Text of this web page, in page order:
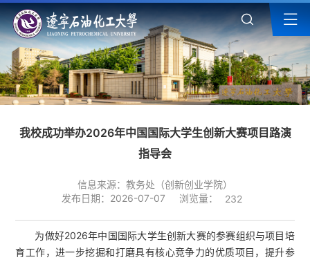
我校成功举办2026年中国国际大学生创新大赛项目路演
指导会
信息来源：教务处（创新创业学院）
发布日期：2026-07-07
浏览量： 232
为做好2026年中国国际大学生创新大赛的参赛组织与项目培
育工作，进一步挖掘和打磨具有核心竞争力的优质项目，提升参